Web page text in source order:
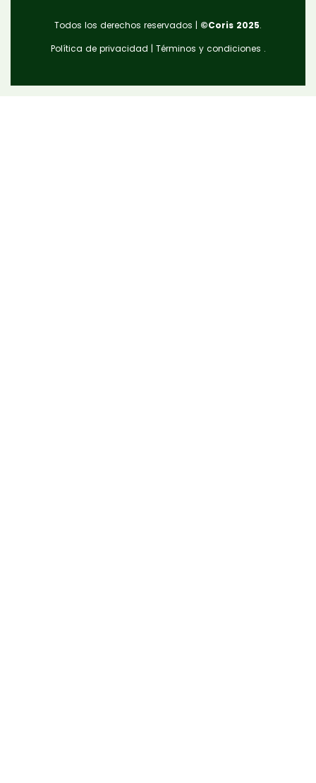
Todos los derechos reservados | ©Coris 2025.
Política de privacidad | Términos y condiciones .